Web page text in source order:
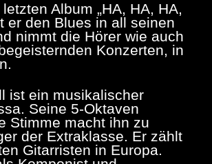
Album „HA, HA, HA,
er den Blues in all seinen
nimmt die Hörer wie auch
Konzerten, in
ist ein musikalischer
Seine 5-Oktaven
Stimme macht ihn zu
der Extraklasse. Er zählt
Gitarristen in Europa.